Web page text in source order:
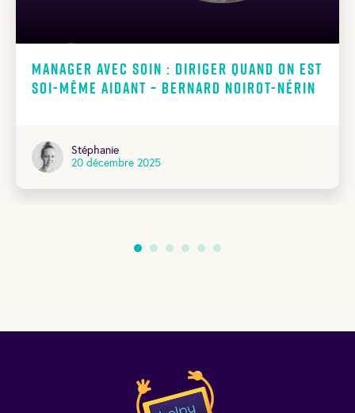
Manager avec soin : diriger quand on est
soi-même aidant – Bernard Noirot-Nérin
Stéphanie
20 décembre 2025